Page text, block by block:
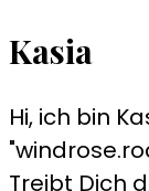
Kasia
Hi, ich bin
Treibt Dich